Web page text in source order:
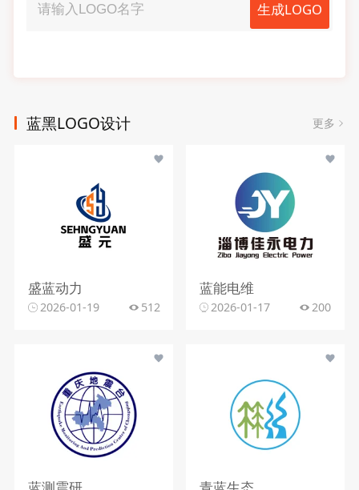
生成LOGO
蓝黑LOGO设计 更多
盛蓝动力
2026-01-19 512
蓝能电维
2026-01-17 200